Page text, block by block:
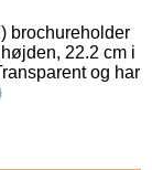
brochureholder
22.2 cm i
og har